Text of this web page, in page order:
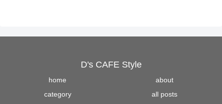
D's CAFE Style
home
about
category
all posts